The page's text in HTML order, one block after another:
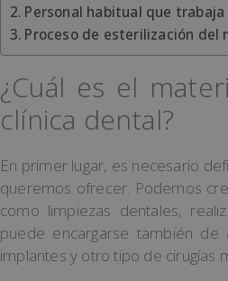
Personal habitual que
Proceso de esterilización del
¿Cuál es el
clínica dental?
En primer lugar, es necesario
queremos ofrecer. Podemos
como limpiezas dentales,
puede encargarse también de
implantes y otro tipo de cirugías